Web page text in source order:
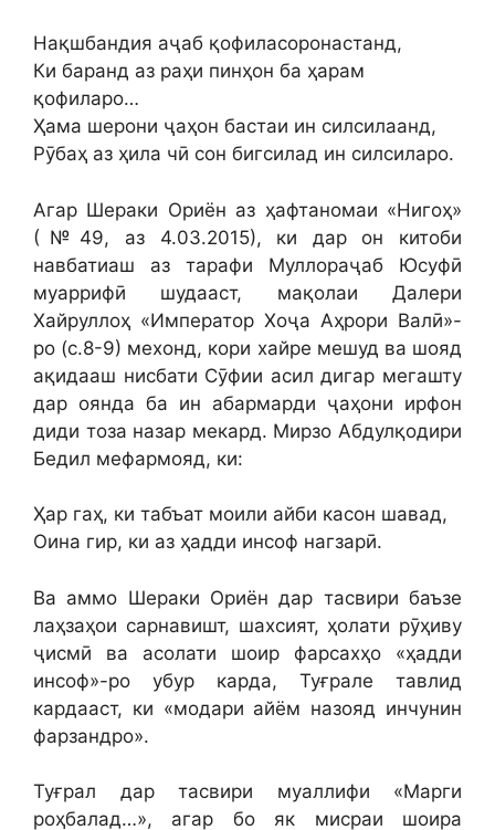
Нақшбандия аҷаб қофиласоронастанд,
Ки баранд аз раҳи пинҳон ба ҳарам
қофиларо…
Ҳама шерони ҷаҳон бастаи ин силсилаанд,
Рӯбаҳ аз ҳила чӣ сон бигсилад ин силсиларо.
Агар Шераки Ориён аз ҳафтаномаи «Нигоҳ»
(№49, аз 4.03.2015), ки дар он китоби
навбатиаш аз тарафи Муллораҷаб Юсуфӣ
муаррифӣ шудааст, мақолаи Далери
Хайруллоҳ «Император Хоҷа Аҳрори Валӣ»-
ро (с.8-9) мехонд, кори хайре мешуд ва шояд
ақидааш нисбати Сӯфии асил дигар мегашту
дар оянда ба ин абармарди ҷаҳони ирфон
диди тоза назар мекард. Мирзо Абдулқодири
Бедил мефармояд, ки:
Ҳар гаҳ, ки табъат моили айби касон шавад,
Оина гир, ки аз ҳадди инсоф нагзарӣ.
Ва аммо Шераки Ориён дар тасвири баъзе
лаҳзаҳои сарнавишт, шахсият, ҳолати рӯҳиву
ҷисмӣ ва асолати шоир фарсахҳо «ҳадди
инсоф»-ро убур карда, Туғрале тавлид
кардааст, ки «модари айём назояд инчунин
фарзандро».
Туғрал дар тасвири муаллифи «Марги
роҳбалад…», агар бо як мисраи шоира